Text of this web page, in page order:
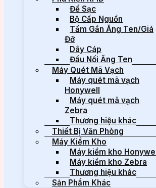
Đế Sạc
Bộ Cấp Nguồn
Tấm Gắn Ăng Ten/Giá
Đỡ
Dây Cáp
Đầu Nối Ăng Ten
Máy Quét Mã Vạch
Máy quét mã vạch
Honywell
Máy quét mã vạch
Zebra
Thương hiệu khác
Thiết Bị Văn Phòng
Máy Kiểm Kho
Máy kiểm kho
Máy kiểm kho Zebra
Thương hiệu khác
Sản Phẩm Khác